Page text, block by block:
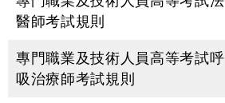
醫師考試規則
專門職業及技術人員高等考試呼
吸治療師考試規則